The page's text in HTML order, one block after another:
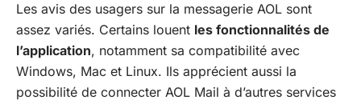
Les avis des usagers sur la messagerie AOL sont
assez variés. Certains louent les fonctionnalités de
l’application, notamment sa compatibilité avec
Windows, Mac et Linux. Ils apprécient aussi la
possibilité de connecter AOL Mail à d’autres services